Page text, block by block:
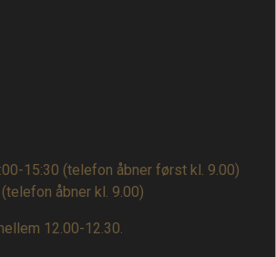
15:30 (telefon åbner først kl. 9.00)
(telefon åbner kl. 9.00)
12.00-12.30.